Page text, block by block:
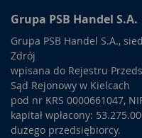
Grupa PSB Handel S.A.
Grupa PSB Handel S.A.,
Zdrój
wpisana do Rejestru
Sąd Rejonowy w Kielcach
pod nr KRS 0000661047,
kapitał wpłacony:
dużego przedsiębiorcy.